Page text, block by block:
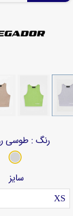
رنگ : طوسی
سایز
XS